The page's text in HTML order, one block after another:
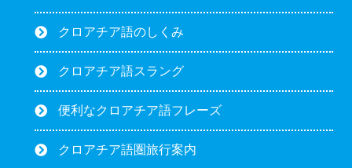
クロアチア語のしくみ
クロアチア語スラング
便利なクロアチア語フレーズ
クロアチア語圏旅行案内